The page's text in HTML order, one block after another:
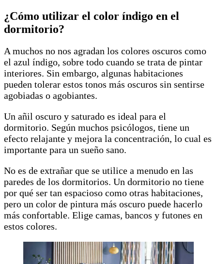
¿Cómo utilizar el color índigo en el
dormitorio?
A muchos no nos agradan los colores oscuros como
el azul índigo, sobre todo cuando se trata de pintar
interiores. Sin embargo, algunas habitaciones
pueden tolerar estos tonos más oscuros sin sentirse
agobiadas o agobiantes.
Un añil oscuro y saturado es ideal para el
dormitorio. Según muchos psicólogos, tiene un
efecto relajante y mejora la concentración, lo cual es
importante para un sueño sano.
No es de extrañar que se utilice a menudo en las
paredes de los dormitorios. Un dormitorio no tiene
por qué ser tan espacioso como otras habitaciones,
pero un color de pintura más oscuro puede hacerlo
más confortable. Elige camas, bancos y futones en
estos colores.